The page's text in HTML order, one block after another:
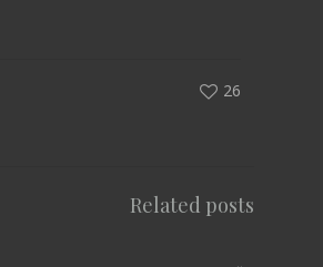
26
Related posts